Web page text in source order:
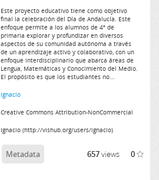
Este proyecto educativo tiene como objetivo
final la celebración del Día de Andalucía. Este
enfoque permite a los alumnos de 4º de
primaria explorar y profundizar en diversos
aspectos de su comunidad autónoma a través
de un aprendizaje activo y colaborativo, con un
enfoque interdisciplinario que abarca áreas de
Lengua, Matemáticas y Conocimiento del Medio.
El propósito es que los estudiantes no...
Ignacio
Creative Commons Attribution-NonCommercial
Ignacio (http://vishub.org/users/ignacio)
Metadata 657views 0